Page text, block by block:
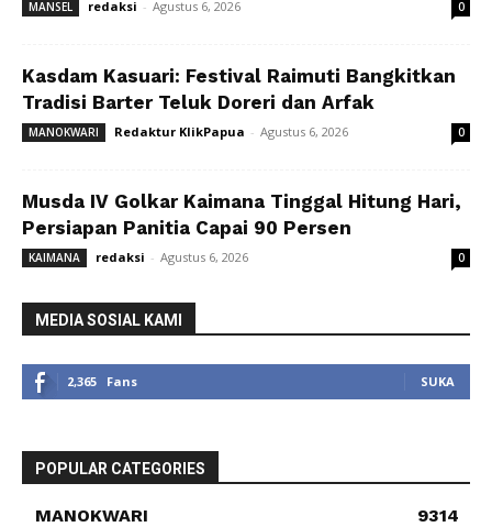
MANSEL redaksi - Agustus 6, 2026 0
Kasdam Kasuari: Festival Raimuti Bangkitkan
Tradisi Barter Teluk Doreri dan Arfak
MANOKWARI Redaktur KlikPapua - Agustus 6, 2026 0
Musda IV Golkar Kaimana Tinggal Hitung Hari,
Persiapan Panitia Capai 90 Persen
KAIMANA redaksi - Agustus 6, 2026 0
MEDIA SOSIAL KAMI
2,365 Fans SUKA
POPULAR CATEGORIES
MANOKWARI
9314